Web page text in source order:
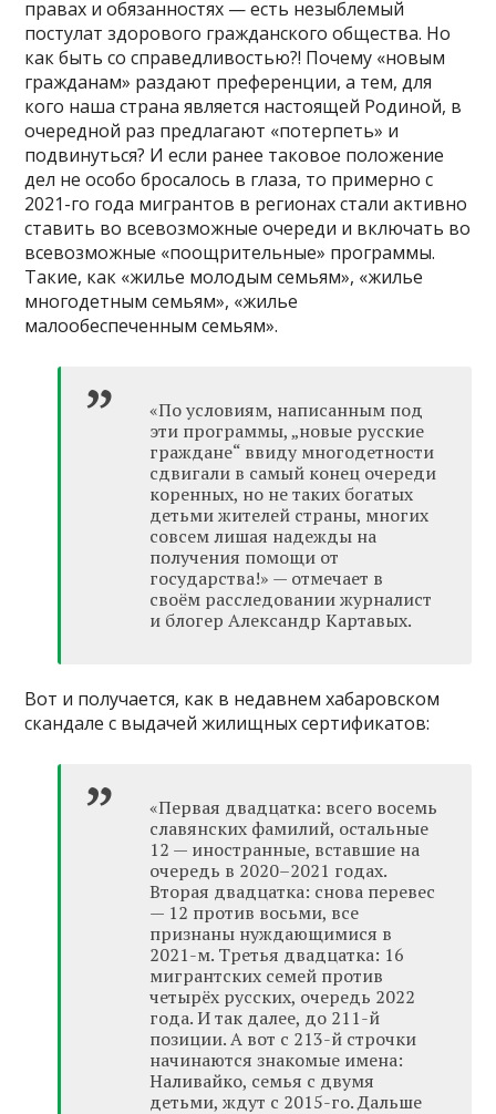
правах и обязанностях — есть незыблемый
постулат здорового гражданского общества. Но
как быть со справедливостью?! Почему «новым
гражданам» раздают преференции, а тем, для
кого наша страна является настоящей Родиной, в
очередной раз предлагают «потерпеть» и
подвинуться? И если ранее таковое положение
дел не особо бросалось в глаза, то примерно с
2021-го года мигрантов в регионах стали активно
ставить во всевозможные очереди и включать во
всевозможные «поощрительные» программы.
Такие, как «жилье молодым семьям», «жилье
многодетным семьям», «жилье
малообеспеченным семьям».
«По условиям, написанным под
эти программы, „новые русские
граждане“ ввиду многодетности
сдвигали в самый конец очереди
коренных, но не таких богатых
детьми жителей страны, многих
совсем лишая надежды на
получения помощи от
государства!» — отмечает в
своём расследовании журналист
и блогер Александр Картавых.
Вот и получается, как в недавнем хабаровском
скандале с выдачей жилищных сертификатов:
«Первая двадцатка: всего восемь
славянских фамилий, остальные
12 — иностранные, вставшие на
очередь в 2020–2021 годах.
Вторая двадцатка: снова перевес
— 12 против восьми, все
признаны нуждающимися в
2021-м. Третья двадцатка: 16
мигрантских семей против
четырёх русских, очередь 2022
года. И так далее, до 211-й
позиции. А вот с 213-й строчки
начинаются знакомые имена:
Наливайко, семья с двумя
детьми, ждут с 2015-го. Дальше